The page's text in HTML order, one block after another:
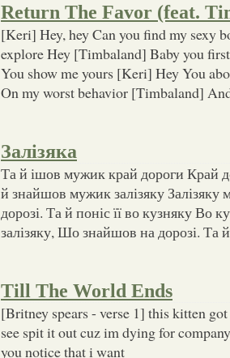
Return The Favor (feat.
[Keri] Hey, hey Can you find my sexy
explore Hey [Timbaland] Baby you
You show me yours [Keri] Hey You
On my worst behavior [Timbaland]
Залізяка
Та й ішов мужик край дороги Край
й знайшов мужик залізяку
дорозі. Та й поніс її во кузняку Во
залізяку, Шо знайшов на дорозі. Та й
Till The World Ends
[Britney spears - verse 1] this kitten
see spit it out cuz im dying for
you notice that i want